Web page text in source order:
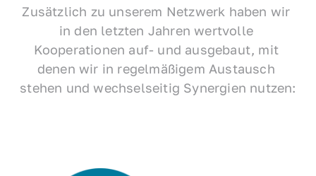
Zusätzlich zu unserem Netzwerk haben wir
in den letzten Jahren wertvolle
Kooperationen auf- und ausgebaut, mit
denen wir in regelmäßigem Austausch
stehen und wechselseitig Synergien nutzen: